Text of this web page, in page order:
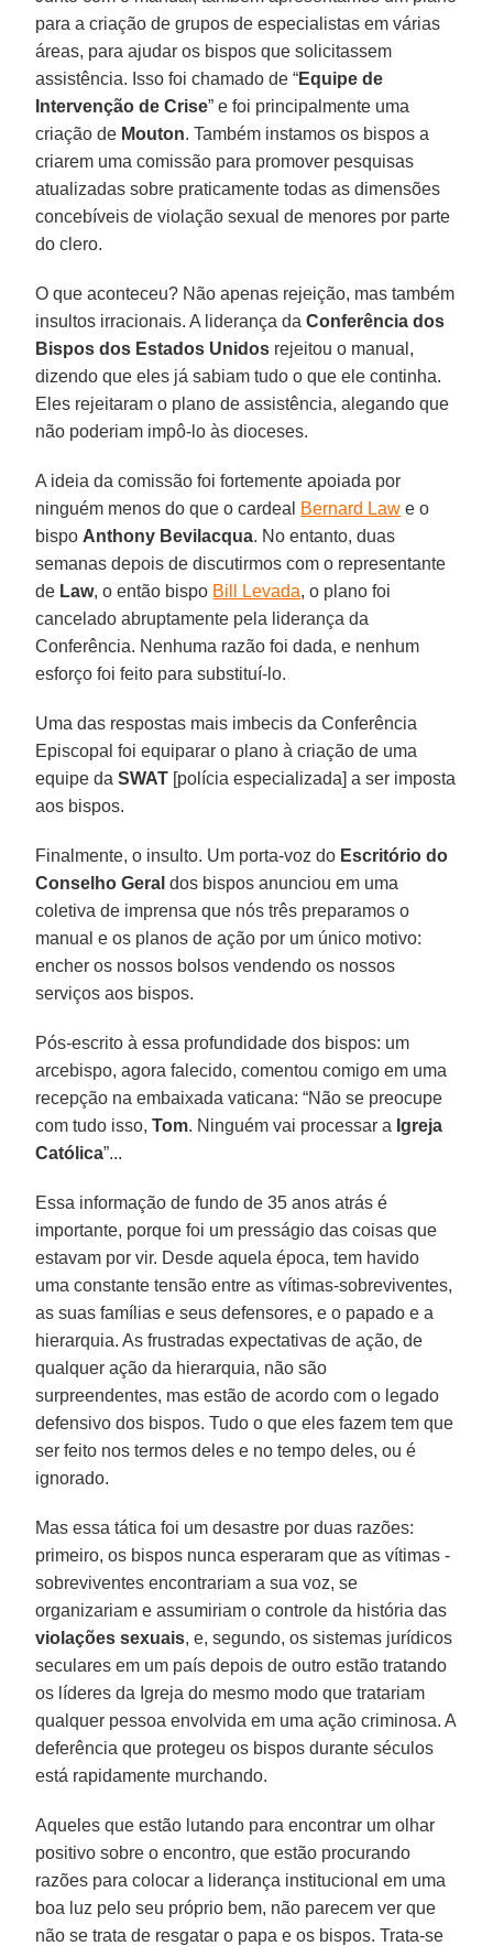
para a criação de grupos de especialistas em várias
áreas, para ajudar os bispos que solicitassem
assistência. Isso foi chamado de “Equipe de
Intervenção de Crise” e foi principalmente uma
criação de Mouton. Também instamos os bispos a
criarem uma comissão para promover pesquisas
atualizadas sobre praticamente todas as dimensões
concebíveis de violação sexual de menores por parte
do clero.
O que aconteceu? Não apenas rejeição, mas também
insultos irracionais. A liderança daConferência dos
Bispos dos Estados Unidos rejeitou o manual,
dizendo que eles já sabiam tudo o que ele continha.
Eles rejeitaram o plano de assistência, alegando que
não poderiam impô-lo às dioceses.
A ideia da comissão foi fortemente apoiada por
ninguém menos do que o cardeal Bernard Law e o
bispo Anthony Bevilacqua. No entanto, duas
semanas depois de discutirmos com o representante
de Law, o então bispo Bill Levada, o plano foi
cancelado abruptamente pela liderança da
Conferência. Nenhuma razão foi dada, e nenhum
esforço foi feito para substituí-lo.
Uma das respostas mais imbecis da Conferência
Episcopal foi equiparar o plano à criação de uma
equipe daSWAT [polícia especializada] a ser imposta
aos bispos.
Finalmente, o insulto. Um porta-voz do Escritório do
Conselho Geral dos bispos anunciou em uma
coletiva de imprensa que nós três preparamos o
manual e os planos de ação por um único motivo:
encher os nossos bolsos vendendo os nossos
serviços aos bispos.
Pós-escrito à essa profundidade dos bispos: um
arcebispo, agora falecido, comentou comigo em uma
recepção na embaixada vaticana: “Não se preocupe
com tudo isso,Tom. Ninguém vai processar a Igreja
Católica”...
Essa informação de fundo de 35 anos atrás é
importante, porque foi um presságio das coisas que
estavam por vir. Desde aquela época, tem havido
uma constante tensão entre as vítimas-sobreviventes,
as suas famílias e seus defensores, e o papado e a
hierarquia. As frustradas expectativas de ação, de
qualquer ação da hierarquia, não são
surpreendentes, mas estão de acordo com o legado
defensivo dos bispos. Tudo o que eles fazem tem que
ser feito nos termos deles e no tempo deles, ou é
ignorado.
Mas essa tática foi um desastre por duas razões:
primeiro, os bispos nunca esperaram que as vítimas -
sobreviventes encontrariam a sua voz, se
organizariam e assumiriam o controle da história das
violações sexuais, e, segundo, os sistemas jurídicos
seculares em um país depois de outro estão tratando
os líderes da Igreja do mesmo modo que tratariam
qualquer pessoa envolvida em uma ação criminosa. A
deferência que protegeu os bispos durante séculos
está rapidamente murchando.
Aqueles que estão lutando para encontrar um olhar
positivo sobre o encontro, que estão procurando
razões para colocar a liderança institucional em uma
boa luz pelo seu próprio bem, não parecem ver que
não se trata de resgatar o papa e os bispos. Trata-se